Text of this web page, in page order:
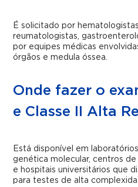
É solicitado por
reumatologistas,
por equipes médicas
órgãos e medula óssea.
Onde fazer o
e Classe II Alta
Está disponível em
genética molecular, centros
e hospitais universitários que
para testes de alta